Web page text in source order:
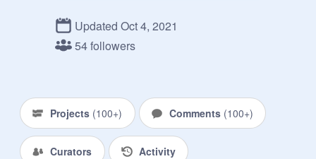
    钉钉就是垃圾阳光守护是sb
迷你屎界和阳光守护都是sb
               迷你辣鸡
                 欢迎加入
Updated Oct 4, 2021
54 followers
Projects (100+) Comments (100+)
Curators Activity